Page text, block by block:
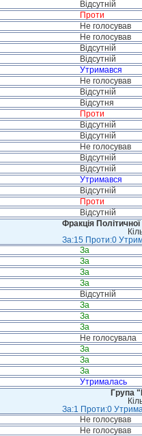
Відсутній
Проти
Не голосував
Не голосував
Відсутній
Відсутній
Утримався
Не голосував
Відсутній
Відсутня
Проти
Відсутній
Відсутній
Не голосував
Відсутній
Відсутній
Утримався
Відсутній
Проти
Відсутній
Фракція
За:15 Проти:0
За
За
За
За
Відсутній
За
За
За
Не голосувала
За
За
За
Утрималась
Група
За:1 Проти:0
Не голосував
Не голосував